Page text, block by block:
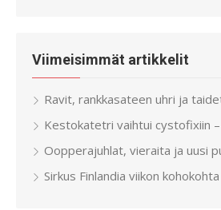
Viimeisimmät artikkelit
Ravit, rankkasateen uhri ja
Kestokatetri vaihtui cystofixiin –
Oopperajuhlat, vieraita ja uusi
Sirkus Finlandia viikon kohokohta